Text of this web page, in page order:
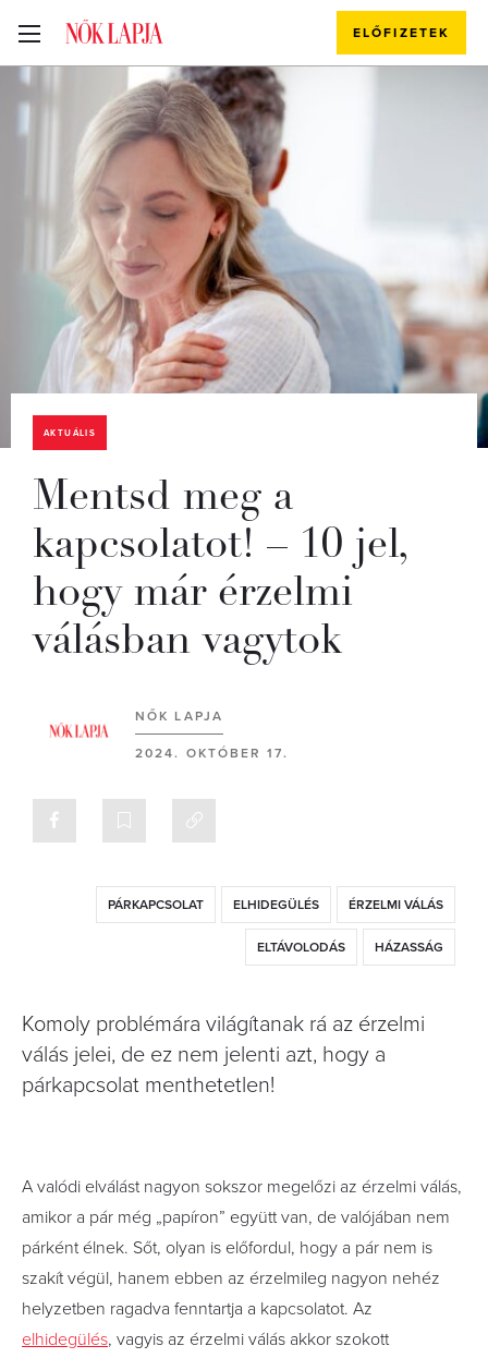
ELŐFIZETEK
AKTUÁLIS
Mentsd meg a
kapcsolatot! – 10 jel,
hogy már érzelmi
válásban vagytok
NŐK LAPJA
2024. OKTÓBER 17.
PÁRKAPCSOLAT ELHIDEGÜLÉS ÉRZELMI VÁLÁS
ELTÁVOLODÁS HÁZASSÁG
Komoly problémára világítanak rá az érzelmi
válás jelei, de ez nem jelenti azt, hogy a
párkapcsolat menthetetlen!
A valódi elválást nagyon sokszor megelőzi az érzelmi válás,
amikor a pár még „papíron” együtt van, de valójában nem
párként élnek. Sőt, olyan is előfordul, hogy a pár nem is
szakít végül, hanem ebben az érzelmileg nagyon nehéz
helyzetben ragadva fenntartja a kapcsolatot. Az
elhidegülés, vagyis az érzelmi válás akkor szokott